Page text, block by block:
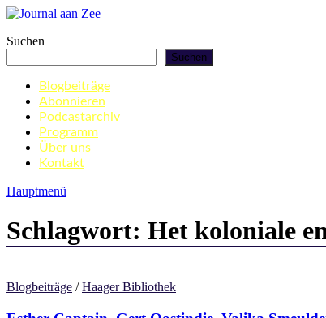
Zum
springen
Journal aan Zee
Suchen
Suchen
Blogbeiträge
Abonnieren
Podcastarchiv
Programm
Über uns
Kontakt
Hauptmenü
Schlagwort: Het koloniale
Blogbeiträge /Haager Bibliothek